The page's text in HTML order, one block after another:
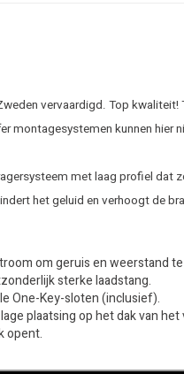
vervaardigd. Top kwaliteit!
montagesystemen kunnen hier
met laag profiel
het geluid en verhoogt de
om geruis en weerstand
sterke laadstang.
One-Key-sloten (inclusief).
plaatsing op het dak van
opent.